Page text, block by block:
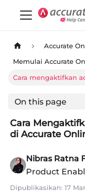
Accurate
Memulai Accurate
Cara mengaktifkan
On this page
Cara
di Accurate
Nibras Ratna
Product
Dipublikasikan: 17